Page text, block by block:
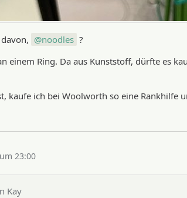
noodles ?
einem Ring. Da aus Kunststoff, dürfte es
kaufe ich bei Woolworth so eine Rankhilfe
23:00
Kay